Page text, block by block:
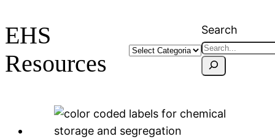
EHS
Resources
Search